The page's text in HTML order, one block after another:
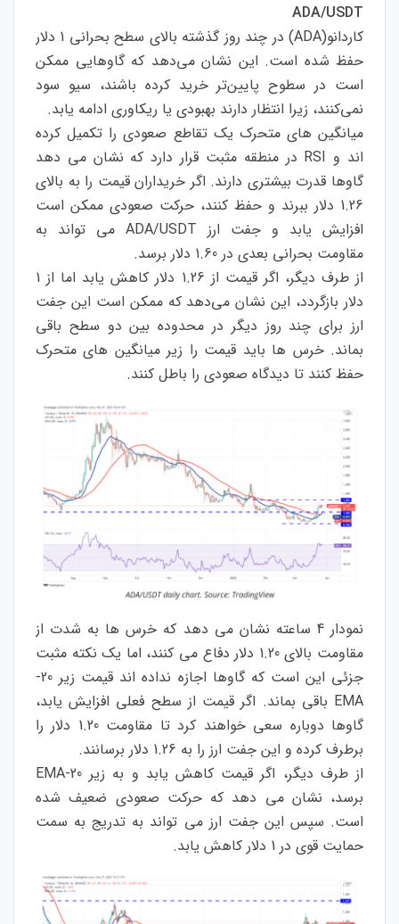
ADA/USDT
کاردانو(ADA) در چند روز گذشته بالای سطح بحرانی 1 دلار
حفظ شده است. این نشان می‌دهد که گاوهایی ممکن
است در سطوح پایین‌تر خرید کرده باشند، سیو سود
نمی‌کنند، زیرا انتظار دارند بهبودی یا ریکاوری ادامه یابد.
میانگین های متحرک یک تقاطع صعودی را تکمیل کرده
اند و RSI در منطقه مثبت قرار دارد که نشان می دهد
گاوها قدرت بیشتری دارند. اگر خریداران قیمت را به بالای
1.26 دلار ببرند و حفظ کنند، حرکت صعودی ممکن است
افزایش یابد و جفت ارز ADA/USDT می تواند به
مقاومت بحرانی بعدی در 1.60 دلار برسد.
از طرف دیگر، اگر قیمت از 1.26 دلار کاهش یابد اما از 1
دلار بازگردد، این نشان می‌دهد که ممکن است این جفت
ارز برای چند روز دیگر در محدوده بین دو سطح باقی
بماند. خرس ها باید قیمت را زیر میانگین های متحرک
حفظ کنند تا دیدگاه صعودی را باطل کنند.
نمودار 4 ساعته نشان می دهد که خرس ها به شدت از
مقاومت بالای 1.20 دلار دفاع می کنند، اما یک نکته مثبت
جزئی این است که گاوها اجازه نداده اند قیمت زیر 20-
EMA باقی بماند. اگر قیمت از سطح فعلی افزایش یابد،
گاوها دوباره سعی خواهند کرد تا مقاومت 1.20 دلار را
برطرف کرده و این جفت ارز را به 1.26 دلار برسانند.
از طرف دیگر، اگر قیمت کاهش یابد و به زیر 20-EMA
برسد، نشان می دهد که حرکت صعودی ضعیف شده
است. سپس این جفت ارز می تواند به تدریج به سمت
حمایت قوی در 1 دلار کاهش یابد.